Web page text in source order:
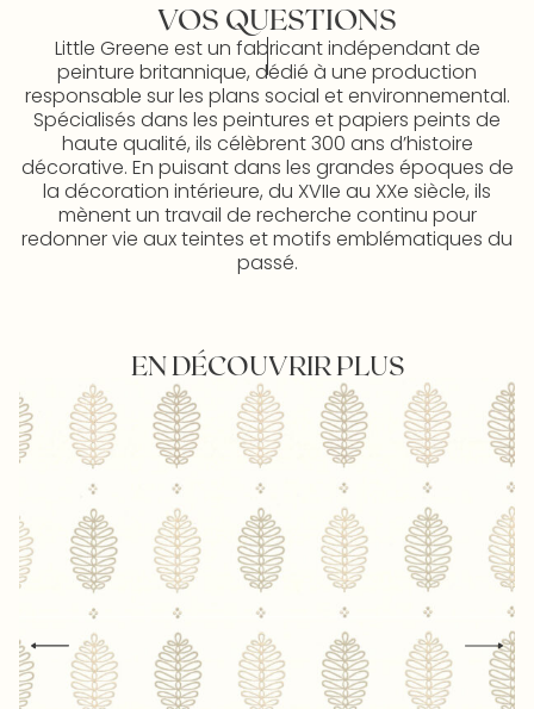
VOS QUESTIONS
Little Greene est un fabricant indépendant de
peinture britannique, dédié à une production
responsable sur les plans social et environnemental.
Spécialisés dans les peintures et papiers peints de
haute qualité, ils célèbrent 300 ans d’histoire
décorative. En puisant dans les grandes époques de
la décoration intérieure, du XVIIe au XXe siècle, ils
mènent un travail de recherche continu pour
redonner vie aux teintes et motifs emblématiques du
passé.
EN DÉCOUVRIR PLUS